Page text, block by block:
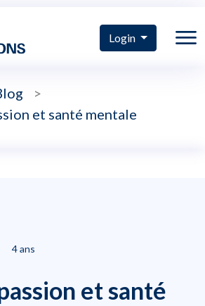
Login
>
et santé mentale
4 ans
et santé